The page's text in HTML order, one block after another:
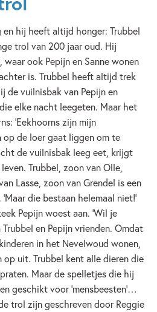
hij heeft altijd honger: Trubbel
trol van 200 jaar oud. Hij
ook Pepijn en Sanne wonen
is. Trubbel heeft altijd trek
de vuilnisbak van Pepijn en
elke nacht leegeten. Maar het
‘Eekhoorns zijn mijn
op de loer gaat liggen om te
de vuilnisbak leeg eet, krijgt
Trubbel, zoon van Olle,
Lasse, zoon van Grendel is een
die bestaan helemaal niet!’
Pepijn woest aan. ‘Wil je
en Pepijn vrienden. Omdat
in het Nevelwoud wonen,
op uit. Trubbel kent alle dieren die
Maar de spelletjes die hij
geschikt voor ‘mensbeesten’…
trol zijn geschreven door Reggie